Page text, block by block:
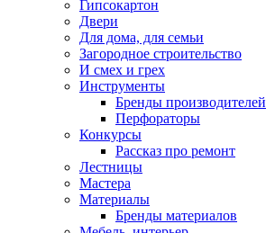
Гипсокартон
Двери
Для дома, для семьи
Загородное строительство
И смех и грех
Инструменты
Бренды производителей
Перфораторы
Конкурсы
Рассказ про ремонт
Лестницы
Мастера
Материалы
Бренды материалов